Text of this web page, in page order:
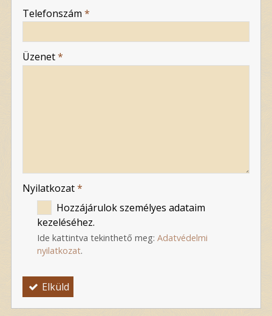
-
Telefonszám *
Üzenet*
Nyilatkozat*
Hozzájárulok személyes adataim
kezeléséhez.
Ide kattintva tekinthető meg: Adatvédelmi
nyilatkozat.
Elküld